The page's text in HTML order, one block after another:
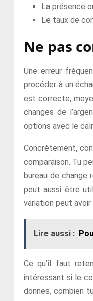
La présence
Le taux de
Ne pas
Une erreur
procéder à un
est correcte,
changes de
options avec le
Concrètement,
comparaison. Tu
bureau de change
peut aussi être
variation peut
Lire aussi :
Ce qu’il faut
intéressant si le
donnes, combien